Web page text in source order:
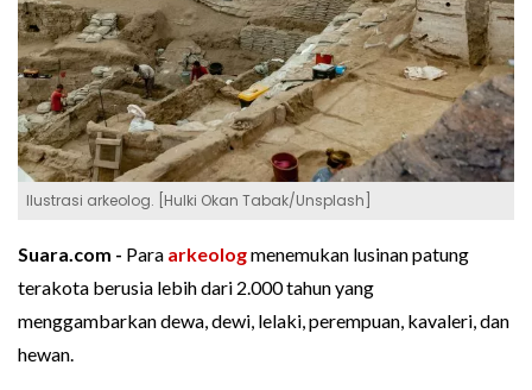
Ilustrasi arkeolog. [Hulki Okan Tabak/Unsplash]
Suara.com - Para arkeologmenemukan lusinan patung
terakota berusia lebih dari 2.000 tahun yang
menggambarkan dewa, dewi, lelaki, perempuan, kavaleri, dan
hewan.